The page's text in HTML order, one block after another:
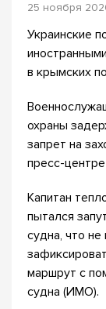
25 ноября
Украинские
в крымских
охраны
запрет на
пресс-
Капитан
пытался
судна, что
маршрут с
судна (ИМО).